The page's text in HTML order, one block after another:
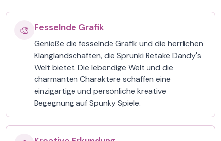
🎨 Fesselnde Grafik
Genieße die fesselnde Grafik und die herrlichen
Klanglandschaften, die Sprunki Retake Dandy's
Welt bietet. Die lebendige Welt und die
charmanten Charaktere schaffen eine
einzigartige und persönliche kreative
Begegnung auf Spunky Spiele.